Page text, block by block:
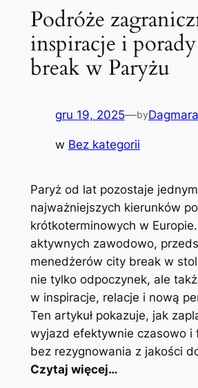
Podróże
inspiracje i
break w Paryżu
gru 19, 2025—by
w Bez kategorii
Paryż od lat pozostaje
najważniejszych kierunków
krótkoterminowych w
aktywnych zawodowo,
menedżerów city break w
nie tylko odpoczynek, ale
w inspiracje, relacje i nową
Ten artykuł pokazuje, jak
wyjazd efektywnie czasowo i
bez rezygnowania z jakości
Czytaj więcej…